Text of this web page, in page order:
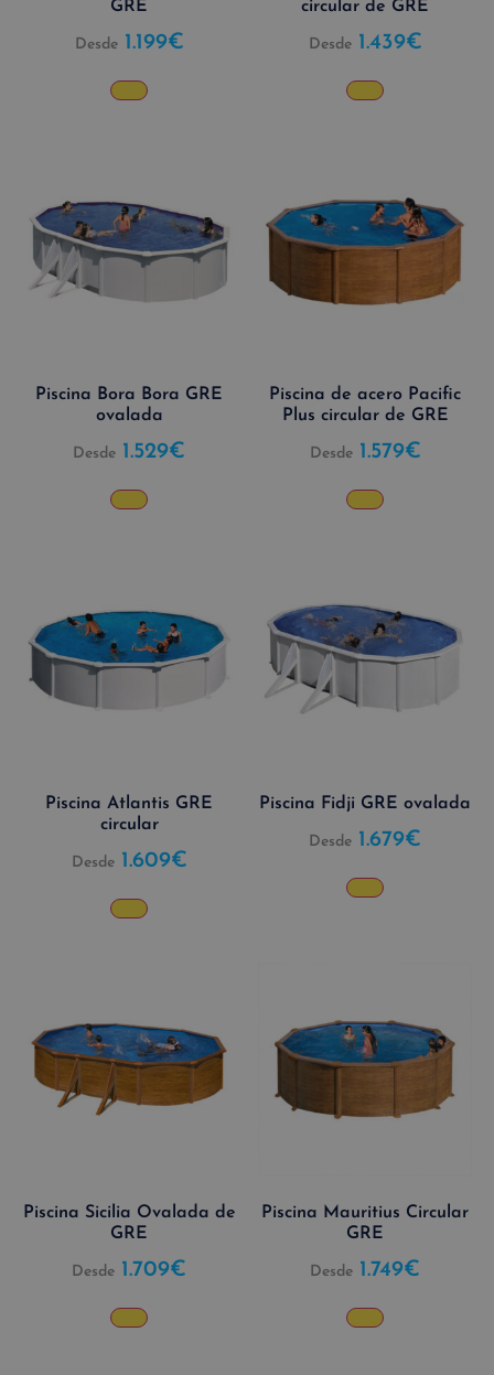
GRE
Desde 1.199€
circular de GRE
Desde 1.439€
Piscina Bora Bora GRE
ovalada
Desde 1.529€
Piscina de acero Pacific
Plus circular de GRE
Desde 1.579€
Piscina Atlantis GRE
circular
Desde 1.609€
Piscina Fidji GRE ovalada
Desde 1.679€
Piscina Sicilia Ovalada de
GRE
Desde 1.709€
Piscina Mauritius Circular
GRE
Desde 1.749€